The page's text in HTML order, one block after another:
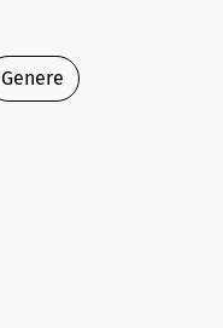
Genere